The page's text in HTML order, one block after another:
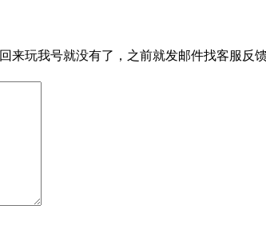
来玩我号就没有了，之前就发邮件找客服反